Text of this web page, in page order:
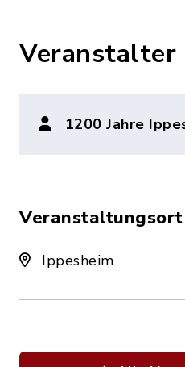
Veranstalter
1200 Jahre
Veranstaltungsort
Ippesheim